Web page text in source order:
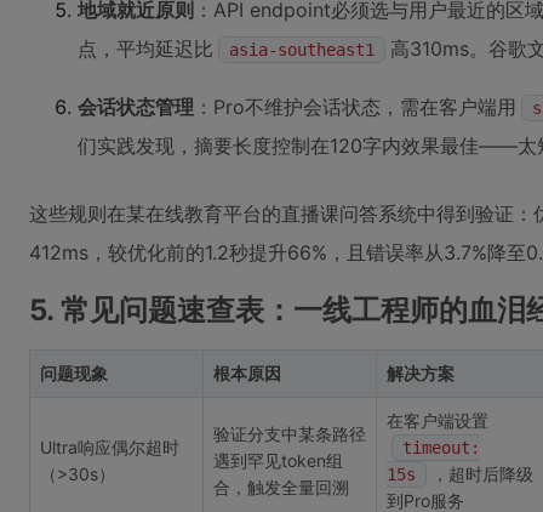
地域就近原则 ：API endpoint必须选与用户最近的区
点，平均延迟比
asia-southeast1 高310ms。谷歌
会话状态管理 ：Pro不维护会话状态，需在客户端用
们实践发现，摘要长度控制在120字内效果最佳——太
这些规则在某在线教育平台的直播课问答系统中得到验证
412ms，较优化前的1.2秒提升66%，且错误率从3.7%降至
5. 常见问题速查表：一线工程师的血泪
问题现象 根本原因 解决方案
Ultra响应偶尔超时
（>30s）
验证分支中某条路径
遇到罕见token组
合，触发全量回溯
在客户端设置
timeout:
15s
，超时后降级
到Pro服务